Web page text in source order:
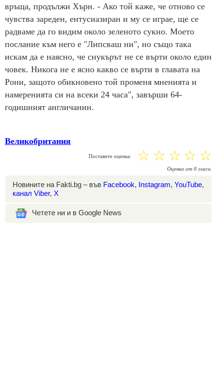
връща, продължи Хърн. - Ако той каже, че отново се
чувства зареден, ентусиазиран и му се играе, ще се
радваме да го видим около зеленото сукно. Моето
послание към него е "Липсваш ни", но също така
искам да е наясно, че снукърът не се върти около един
човек. Никога не е ясно какво се върти в главата на
Рони, защото обикновено той променя мненията и
намеренията си на всеки 24 часа", завърши 64-
годишният англичанин.
Великобритания
Поставете оценка: ☆
☆
☆
☆
☆
Оценка от 0 гласа.
Новините на Fakti.bg – във Facebook, Instagram, YouTube,
канал Viber, X
Четете ни и в Google News